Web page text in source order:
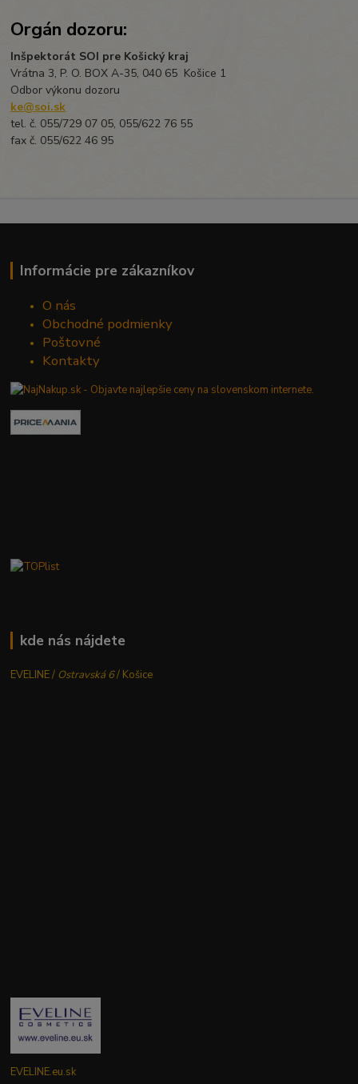
Orgán dozoru:
Inšpektorát SOI pre Košický kraj
Vrátna 3, P. O. BOX A-35, 040 65 Košice 1
Odbor výkonu dozoru
ke@soi.sk
tel. č. 055/729 07 05, 055/622 76 55
fax č. 055/622 46 95
Informácie pre zákazníkov
O nás
Obchodné podmienky
Poštovné
Kontakty
kde nás nájdete
EVELINE / Ostravská 6/ Košice
EVELINE.eu.sk